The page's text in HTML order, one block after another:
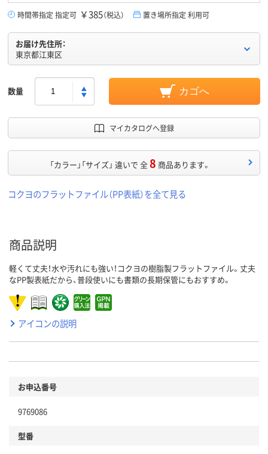
時間帯指定 指定可 ￥385（税込） 置き場所指定 利用可
お届け先住所：
東京都江東区
数量 カゴへ
マイカタログへ登録
「カラー」「サイズ」 違いで 全8 商品あります。
コクヨのフラットファイル（PP表紙）を全て見る
商品説明
軽くて丈夫！水や汚れにも強い！コクヨの樹脂製フラットファイル。丈夫
なPP製表紙だから、普段使いにも書類の長期保管にもおすすめ。
アイコンの説明
お申込番号
9769086
型番